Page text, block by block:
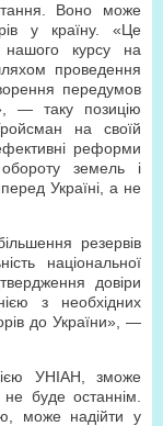
Воно може
у країну. «Це
нашого курсу на
проведення
передумов
— таку позицію
на своїй
реформи
земель і
Україні, а не
резервів
національної
довіри
з необхідних
до України», —
УНІАН, зможе
буде останнім.
може надійти у